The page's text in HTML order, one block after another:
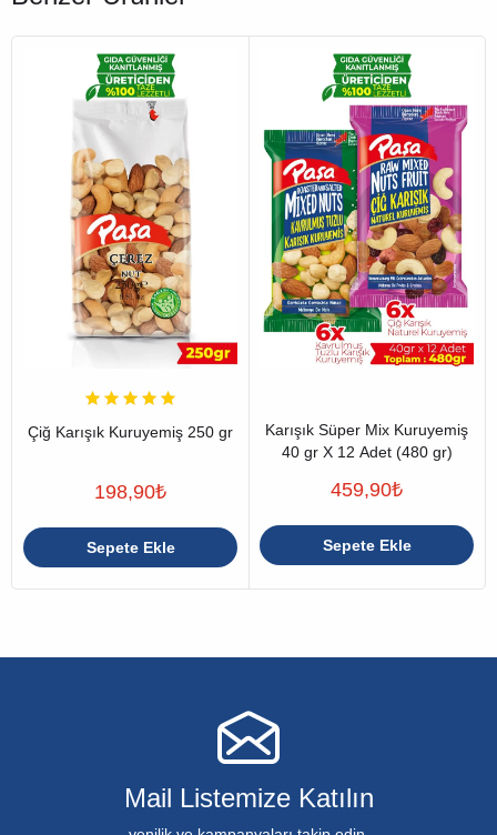
Çiğ Karışık Kuruyemiş 250 gr
198,90₺
Sepete Ekle
Karışık Süper Mix Kuruyemiş
40 gr X 12 Adet (480 gr)
459,90₺
Sepete Ekle
Mail Listemize Katılın